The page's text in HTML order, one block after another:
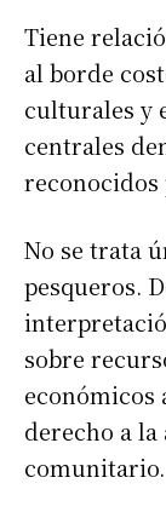
Tiene
al borde
culturales y
centrales
reconocidos
No se trata
pesqueros.
sobre
económicos
derecho a
comunitario.